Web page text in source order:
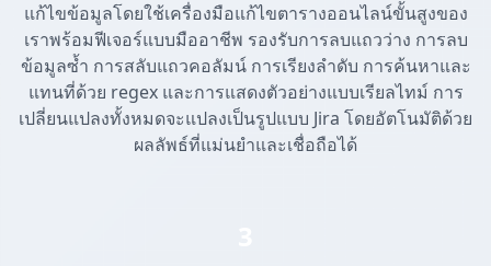
แก้ไขข้อมูลโดยใช้เครื่องมือแก้ไขตารางออนไลน์ขั้นสูงของ
เราพร้อมฟีเจอร์แบบมืออาชีพ รองรับการลบแถวว่าง การลบ
ข้อมูลซ้ำ การสลับแถวคอลัมน์ การเรียงลำดับ การค้นหาและ
แทนที่ด้วย regex และการแสดงตัวอย่างแบบเรียลไทม์ การ
เปลี่ยนแปลงทั้งหมดจะแปลงเป็นรูปแบบ Jira โดยอัตโนมัติด้วย
ผลลัพธ์ที่แม่นยำและเชื่อถือได้